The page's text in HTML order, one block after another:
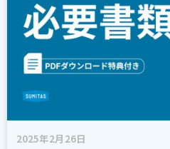
2025年2月26日